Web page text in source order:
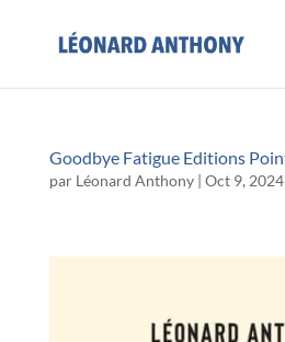
Goodbye Fatigue Editions
par Léonard Anthony| Oct 9, 2024